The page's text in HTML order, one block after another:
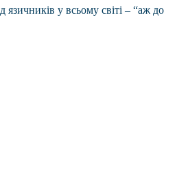
язичників у всьому світі – “аж до